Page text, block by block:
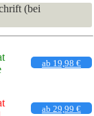
(bei
ab 19,98 €
ab 29,99 €